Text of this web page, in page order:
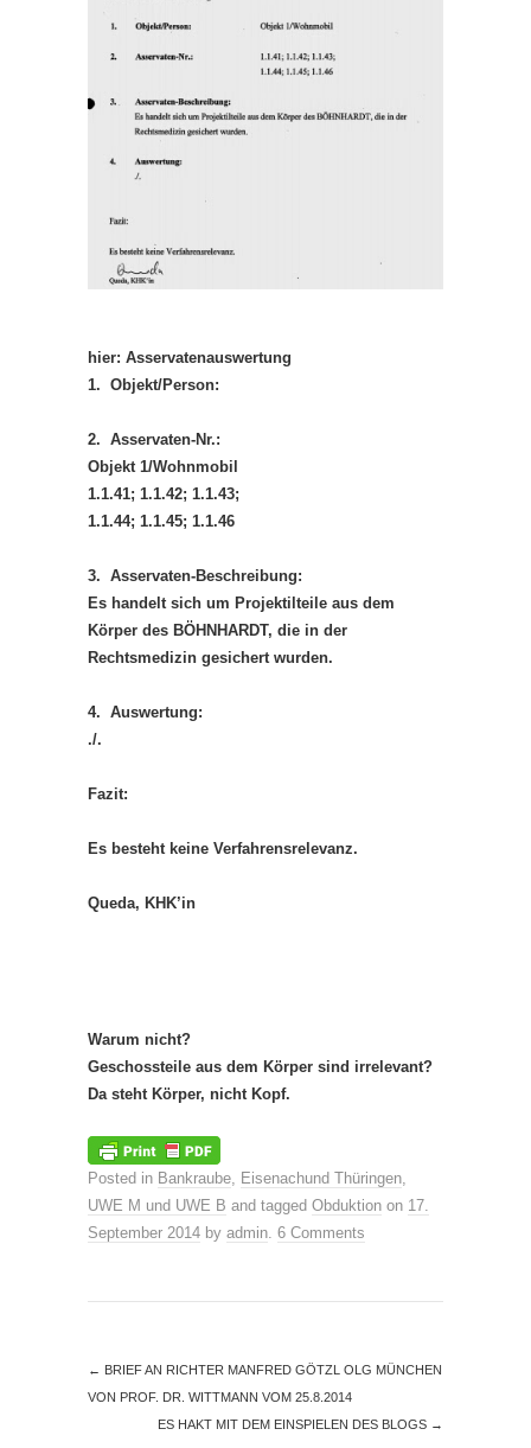
hier: Asservatenauswertung
1. Objekt/Person:
2. Asservaten-Nr.:
Objekt 1/Wohnmobil
1.1.41; 1.1.42; 1.1.43;
1.1.44; 1.1.45; 1.1.46
3. Asservaten-Beschreibung:
Es handelt sich um Projektilteile aus dem
Körper des BÖHNHARDT, die in der
Rechtsmedizin gesichert wurden.
4. Auswertung:
./.
Fazit:
Es besteht keine Verfahrensrelevanz.
Queda, KHK’in
Warum nicht?
Geschossteile aus dem Körper sind irrelevant?
Da steht Körper, nicht Kopf.
Posted in Bankraube Eisenachund Thüringen
UWE M und UWE B and tagged Obduktion on 17.
September 2014 by admin 6 Comments
← BRIEF AN RICHTER MANFRED GÖTZL OLG MÜNCHEN
VON PROF. DR. WITTMANN VOM 25.8.2014
ES HAKT MIT DEM EINSPIELEN DES BLOGS →